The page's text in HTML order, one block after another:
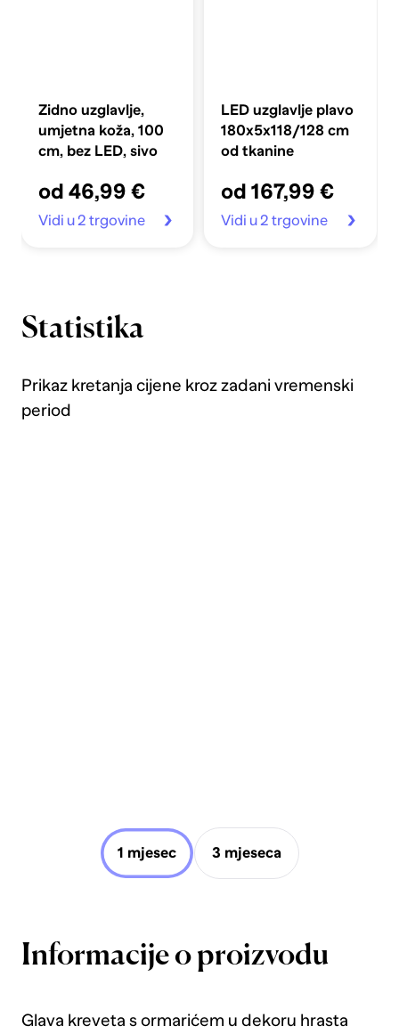
Zidno uzglavlje,
umjetna koža, 100
cm, bez LED, sivo
od 46,99 €
Vidi u 2 trgovine
LED uzglavlje plavo
180x5x118/128 cm
od tkanine
od 167,99 €
Vidi u 2 trgovine
Statistika
Prikaz kretanja cijene kroz zadani vremenski
period
1 mjesec 3 mjeseca
Informacije o proizvodu
Glava kreveta s ormarićem u dekoru hrasta